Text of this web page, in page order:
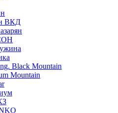
ВКД
Black Mountain
Mountain